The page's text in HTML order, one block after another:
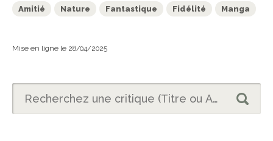
Amitié Nature Fantastique Fidélité Manga
Mise en ligne le 28/04/2025